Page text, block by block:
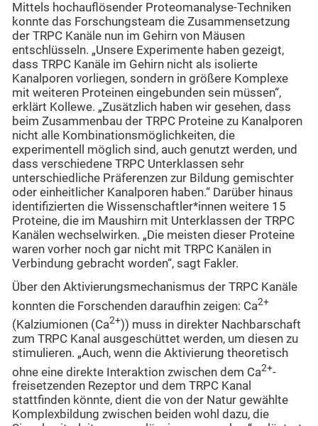
Mittels hochauflösender Proteomanalyse-Techniken
konnte das Forschungsteam die Zusammensetzung
der TRPC Kanäle nun im Gehirn von Mäusen
entschlüsseln. „Unsere Experimente haben gezeigt,
dass TRPC Kanäle im Gehirn nicht als isolierte
Kanalporen vorliegen, sondern in größere Komplexe
mit weiteren Proteinen eingebunden sein müssen“,
erklärt Kollewe. „Zusätzlich haben wir gesehen, dass
beim Zusammenbau der TRPC Proteine zu Kanalporen
nicht alle Kombinationsmöglichkeiten, die
experimentell möglich sind, auch genutzt werden, und
dass verschiedene TRPC Unterklassen sehr
unterschiedliche Präferenzen zur Bildung gemischter
oder einheitlicher Kanalporen haben.“ Darüber hinaus
identifizierten die Wissenschaftler*innen weitere 15
Proteine, die im Maushirn mit Unterklassen der TRPC
Kanälen wechselwirken. „Die meisten dieser Proteine
waren vorher noch gar nicht mit TRPC Kanälen in
Verbindung gebracht worden“, sagt Fakler.
Über den Aktivierungsmechanismus der TRPC Kanäle
konnten die Forschenden daraufhin zeigen: Ca2+
(Kalziumionen (Ca2+)) muss in direkter Nachbarschaft
zum TRPC Kanal ausgeschüttet werden, um diesen zu
stimulieren. „Auch, wenn die Aktivierung theoretisch
ohne eine direkte Interaktion zwischen dem Ca2+-
freisetzenden Rezeptor und dem TRPC Kanal
stattfinden könnte, dient die von der Natur gewählte
Komplexbildung zwischen beiden wohl dazu, die